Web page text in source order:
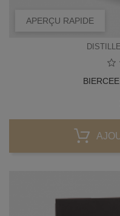
APERÇU RAPIDE